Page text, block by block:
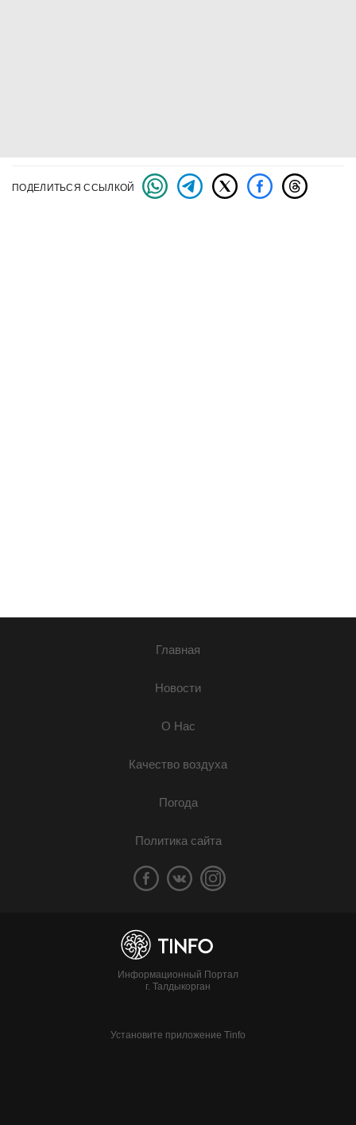
ПОДЕЛИТЬСЯ ССЫЛКОЙ
Главная
Новости
О Нас
Качество воздуха
Погода
Политика сайта
Информационный Портал
г. Талдыкорган
Установите приложение Tinfo